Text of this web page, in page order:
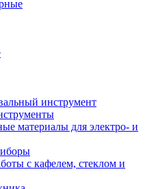
инструмент
материалы для электро- и
с кафелем, стеклом и